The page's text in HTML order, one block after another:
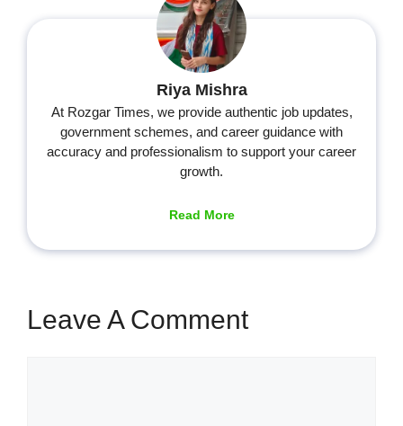
Riya Mishra
At Rozgar Times, we provide authentic job updates,
government schemes, and career guidance with
accuracy and professionalism to support your career
growth.
Read More
Leave A Comment